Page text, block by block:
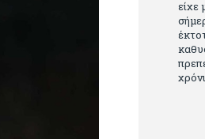
είχε
ζωή